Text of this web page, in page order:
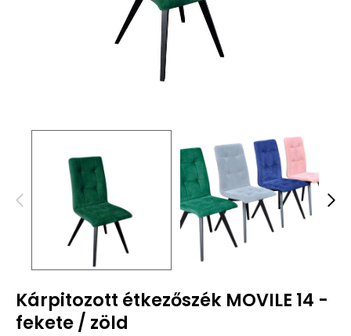
Kárpitozott étkezőszék MOVILE 14 -
fekete / zöld